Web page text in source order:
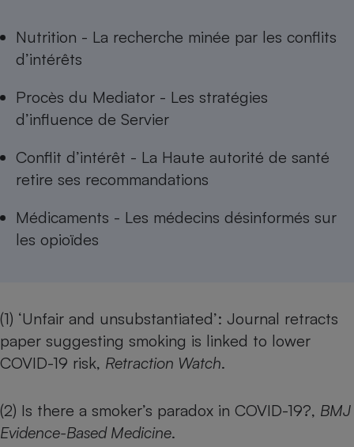
Nutrition - La recherche minée par les conflits
d’intérêts
Procès du Mediator - Les stratégies
d’influence de Servier
Conflit d’intérêt - La Haute autorité de santé
retire ses recommandations
Médicaments - Les médecins désinformés sur
les opioïdes
(1) ‘Unfair and unsubstantiated’: Journal retracts
paper suggesting smoking is linked to lower
COVID-19 risk, Retraction Watch.
(2) Is there a smoker’s paradox in COVID-19?, BMJ
Evidence-Based Medicine.